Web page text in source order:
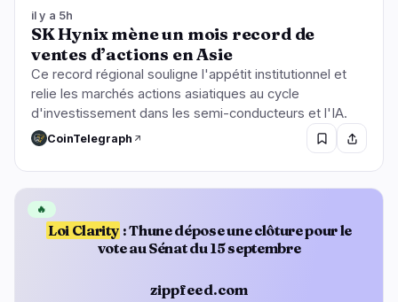
il y a 5h
SK Hynix mène un mois record de
ventes d’actions en Asie
Ce record régional souligne l'appétit institutionnel et
relie les marchés actions asiatiques au cycle
d'investissement dans les semi-conducteurs et l'IA.
CoinTelegraph
Loi Clarity : Thune dépose une clôture pour le
vote au Sénat du 15 septembre
zippfeed.com
🔥